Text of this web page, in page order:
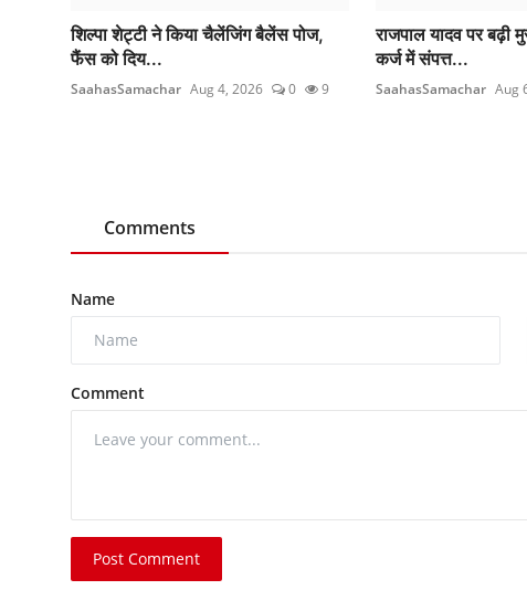
शिल्पा शेट्टी ने किया चैलेंजिंग बैलेंस पोज,
फैंस को दिय...
SaahasSamachar Aug 4, 2026 0 9
राजपाल यादव पर बढ़ी
कर्ज में संपत्त...
SaahasSamachar Aug
Comments
Name
Comment
Post Comment